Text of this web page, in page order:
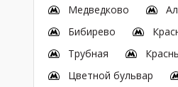
Медведково
Бибирево
Трубная
Цветной бульвар